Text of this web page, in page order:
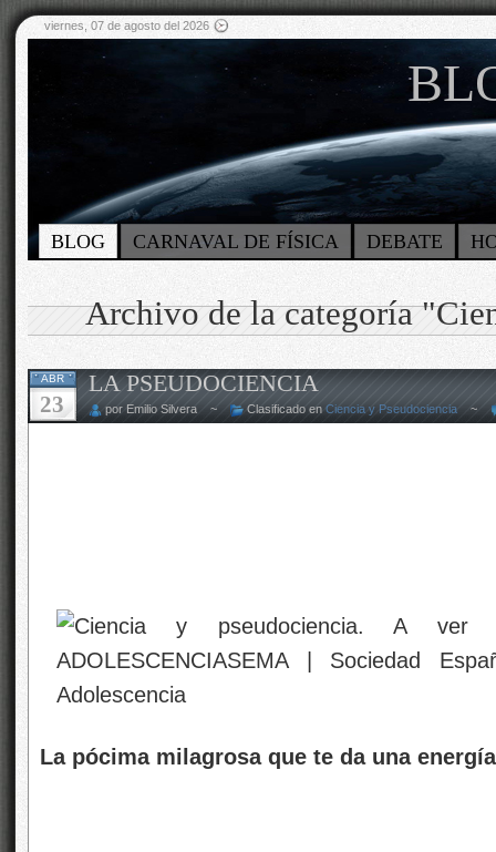
viernes, 07 de agosto del 2026
BLOG CARNAVAL DE FÍSICA DEBATE
Archivo de la categoría
ABR
23
LA PSEUDOCIENCIA
por Emilio Silvera ~ Clasificado en Ciencia y Pseudociencia ~
La pócima milagrosa que te da una